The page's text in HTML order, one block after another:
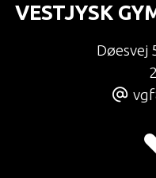
VESTJYSK
Døesvej